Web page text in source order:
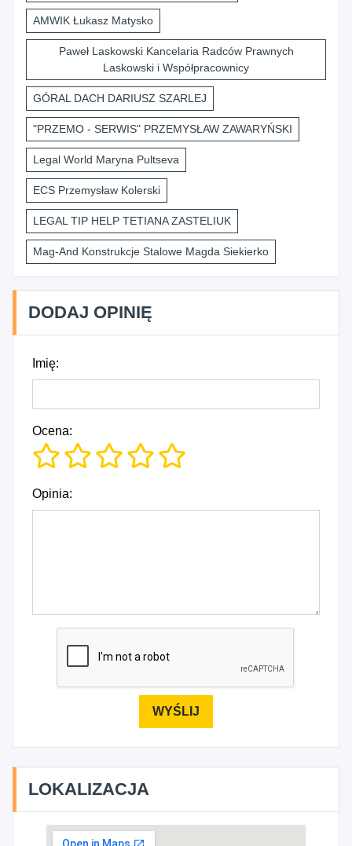
AMWIK Łukasz Matysko
Paweł Laskowski Kancelaria Radców Prawnych
Laskowski i Współpracownicy
GÓRAL DACH DARIUSZ SZARLEJ
"PRZEMO - SERWIS" PRZEMYSŁAW ZAWARYŃSKI
Legal World Maryna Pultseva
ECS Przemysław Kolerski
LEGAL TIP HELP TETIANA ZASTELIUK
Mag-And Konstrukcje Stalowe Magda Siekierko
DODAJ OPINIĘ
Imię:
Ocena:
Opinia:
LOKALIZACJA